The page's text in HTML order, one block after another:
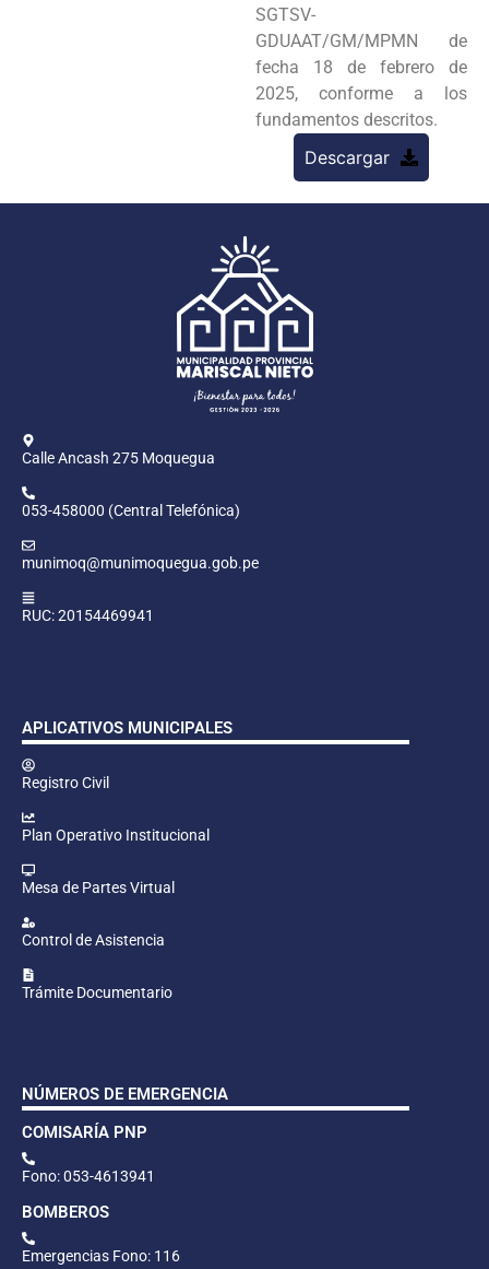
SGTSV-
GDUAAT/GM/MPMN de
fecha 18 de febrero de
2025, conforme a los
fundamentos descritos.
Descargar
Calle Ancash 275 Moquegua
053-458000 (Central Telefónica)
munimoq@munimoquegua.gob.pe
RUC: 20154469941
APLICATIVOS MUNICIPALES
Registro Civil
Plan Operativo Institucional
Mesa de Partes Virtual
Control de Asistencia
Trámite Documentario
NÚMEROS DE EMERGENCIA
COMISARÍA PNP
Fono: 053-4613941
BOMBEROS
Emergencias Fono: 116